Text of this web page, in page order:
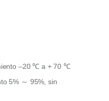
–20 ℃ a + 70 ℃
5% ～ 95%, sin